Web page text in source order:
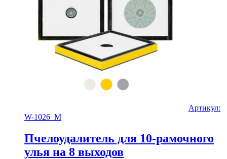
Артикул:
W-1026_M
Пчелоудалитель для 10-рамочного
улья на 8 выходов